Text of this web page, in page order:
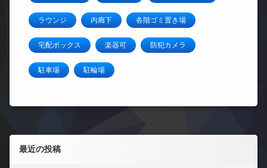
ラウンジ 内廊下 各階ゴミ置き場
宅配ボックス 楽器可 防犯カメラ
駐車場 駐輪場
左サイドバー
最近の投稿